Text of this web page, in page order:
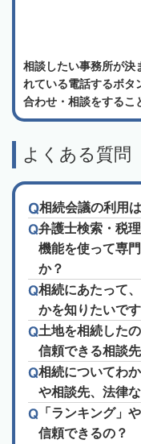
相談したい事務所が決
れている電話するボタ
合わせ・相談をするこ
よくある質問
相続会議の利用
弁護士検索・税
機能を使って専
か？
相続にあたって
かを知りたいです
土地を相続した
信頼できる相談
相続についてわ
や相談先、法律
「ランキング」
信頼できるの？